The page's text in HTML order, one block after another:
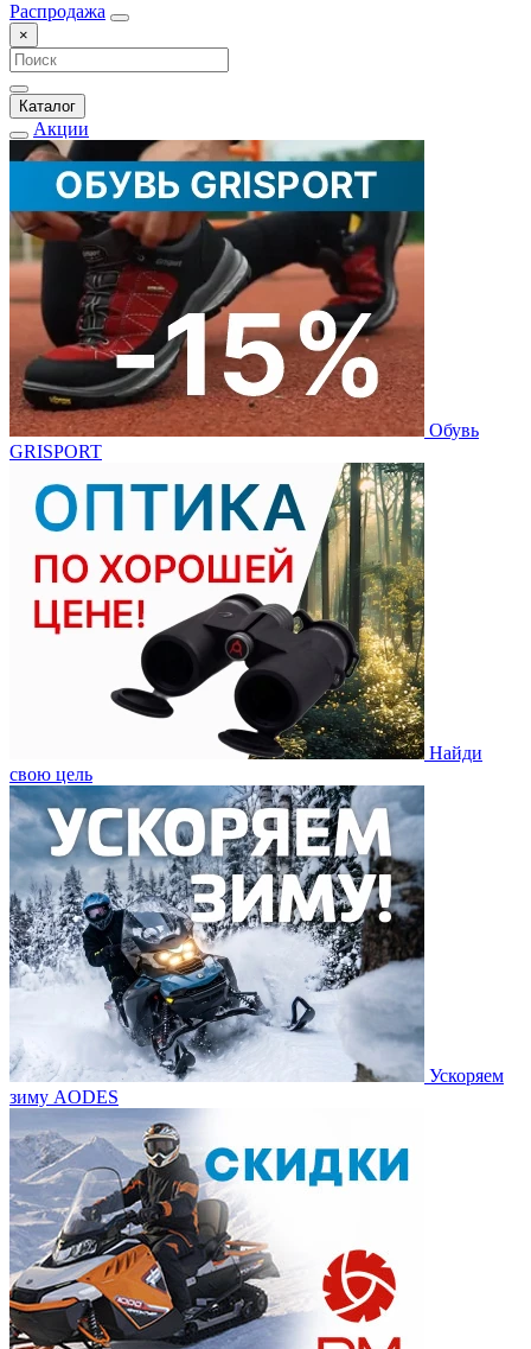
Распродажа
×
Каталог
Акции
Обувь
GRISPORT
Найди
свою цель
Ускоряем
зиму AODES